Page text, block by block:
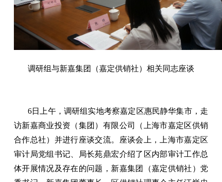
调研组与新嘉集团（嘉定供销社）相关同志座谈
6日上午，调研组实地考察嘉定区惠民静华集市，走
访新嘉商业投资（集团）有限公司（上海市嘉定区供销
合作总社）并进行座谈交流。座谈会上，上海市嘉定区
审计局党组书记、局长苑鼎宏介绍了区内部审计工作总
体开展情况及存在的问题，新嘉集团（嘉定供销社）党